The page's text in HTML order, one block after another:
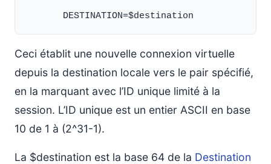
Ceci établit une nouvelle connexion virtuelle
depuis la destination locale vers le pair spécifié,
en la marquant avec l’ID unique limité à la
session. L’ID unique est un entier ASCII en base
10 de 1 à (2^31-1).
La $destination est la base 64 de la Destination